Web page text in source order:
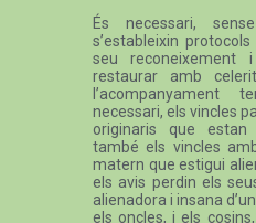
És necessari,
s’estableixin
seu
restaurar amb
l’acompanyament
necessari, els vincles
originaris que
també els vincles
matern que estigui
els avis perdin els
alienadora i insana
els oncles, i els